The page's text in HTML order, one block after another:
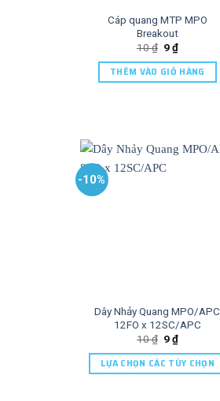
Cáp quang MTP MPO
Breakout
10₫ 9₫
THÊM VÀO GIỎ HÀNG
-10%
Dây Nhảy Quang MPO/APC
12FO x 12SC/APC
10₫ 9₫
LỰA CHỌN CÁC TÙY CHỌN